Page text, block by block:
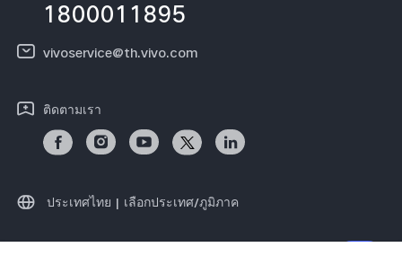
1800011895
vivoservice@th.vivo.com
ติดตามเรา
ประเทศไทย | เลือกประเทศ/ภูมิภาค